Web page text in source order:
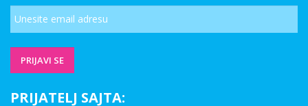
PRIJATELJ SAJTA: